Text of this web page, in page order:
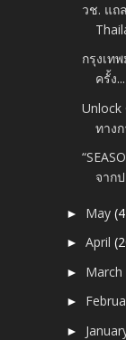
วช. แถ
กรุงเท
ครั้ง...
Unlock
ทาง
จาก
► May
►April
► March
►
►